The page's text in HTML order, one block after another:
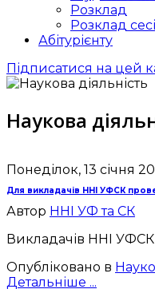
Розклад
Розклад
Абітурієнту
Підписатися на цей
Наукова
Понеділок, 13 січня
Для викладачів ННІ УФСК
Автор ННІ УФ та СК
Викладачів ННІ УФСК
Опубліковано в
Детальніше ...